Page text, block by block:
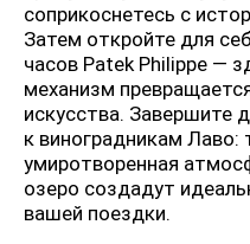
соприкоснетесь с
Затем откройте для
часов Patek Philippe —
механизм
искусства. Завершите
к виноградникам Лаво:
умиротворенная
озеро создадут
вашей поездки.